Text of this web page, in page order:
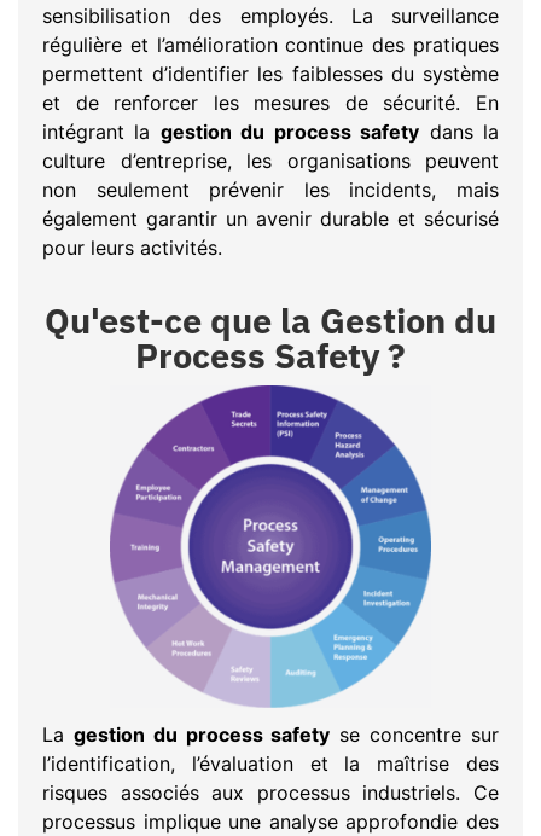
sensibilisation des employés. La surveillance
régulière et l’amélioration continue des pratiques
permettent d’identifier les faiblesses du système
et de renforcer les mesures de sécurité. En
intégrant la gestion du process safety dans la
culture d’entreprise, les organisations peuvent
non seulement prévenir les incidents, mais
également garantir un avenir durable et sécurisé
pour leurs activités.
Qu'est-ce que la Gestion du
Process Safety ?
La gestion du process safety se concentre sur
l’identification, l’évaluation et la maîtrise des
risques associés aux processus industriels. Ce
processus implique une analyse approfondie des